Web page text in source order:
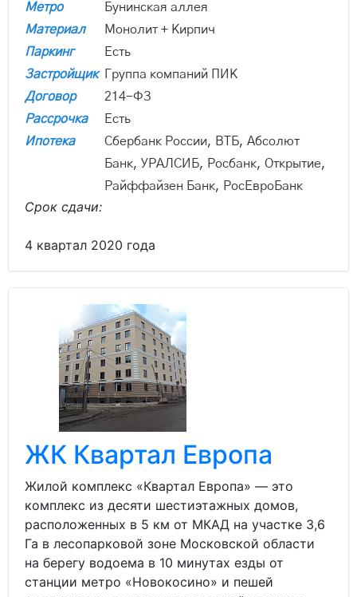
Метро
Бунинская аллея
Материал
Монолит + Кирпич
Паркинг
Есть
Застройщик
Группа компаний ПИК
Договор
214-ФЗ
Рассрочка
Есть
Ипотека
Сбербанк России, ВТБ, Абсолют
Банк, УРАЛСИБ, Росбанк, Открытие,
Райффайзен Банк, РосЕвроБанк
Срок сдачи:
4 квартал 2020 года
ЖК Квартал Европа
Жилой комплекс «Квартал Европа» — это
комплекс из десяти шестиэтажных домов,
расположенных в 5 км от МКАД на участке 3,6
Га в лесопарковой зоне Московской области
на берегу водоема в 10 минутах езды от
станции метро «Новокосино» и пешей